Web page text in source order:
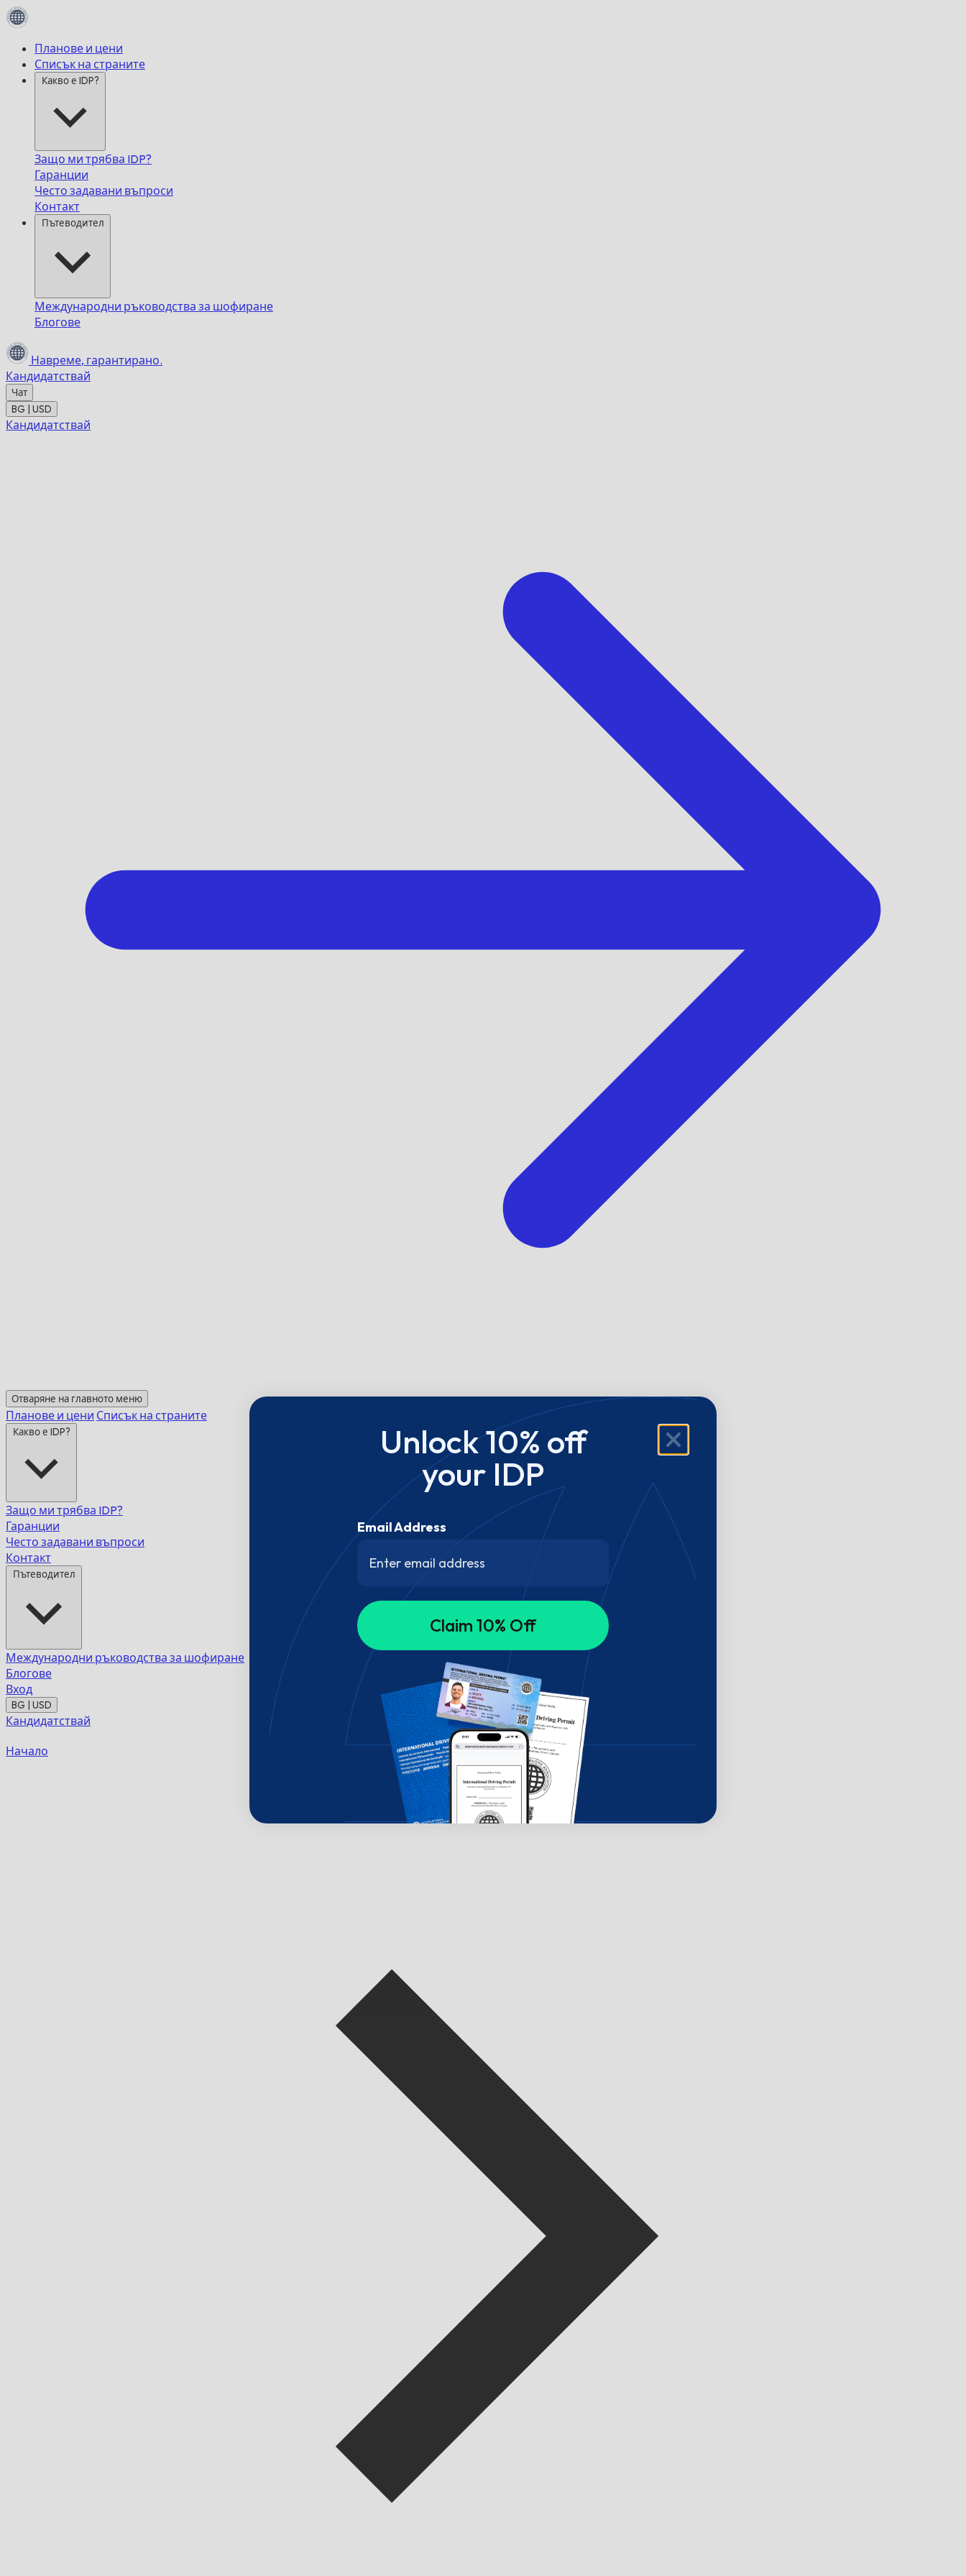
Планове и цени
Списък на страните
Какво е IDP?
Защо ми трябва IDP?
Гаранции
Често задавани въпроси
Контакт
Пътеводител
Международни ръководства за шофиране
Блогове
Навреме, гарантирано.
Кандидатствай
Чат
BG | USD
Кандидатствай
Отваряне на главното меню
Планове и цени Списък на страните
Какво е IDP?
Защо ми трябва IDP?
Гаранции
Често задавани въпроси
Контакт
Пътеводител
Международни ръководства за шофиране
Блогове
Вход
BG | USD
Кандидатствай
Начало
Unlock 10% off
your IDP
Email Address
Claim 10% Off